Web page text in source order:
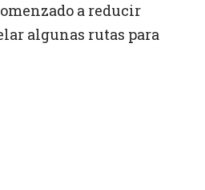
a reducir
algunas rutas para